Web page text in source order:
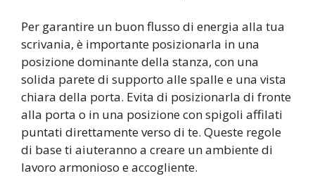
Per garantire un buon flusso di energia alla tua
scrivania, è importante posizionarla in una
posizione dominante della stanza, con una
solida parete di supporto alle spalle e una vista
chiara della porta. Evita di posizionarla di fronte
alla porta o in una posizione con spigoli affilati
puntati direttamente verso di te. Queste regole
di base ti aiuteranno a creare un ambiente di
lavoro armonioso e accogliente.